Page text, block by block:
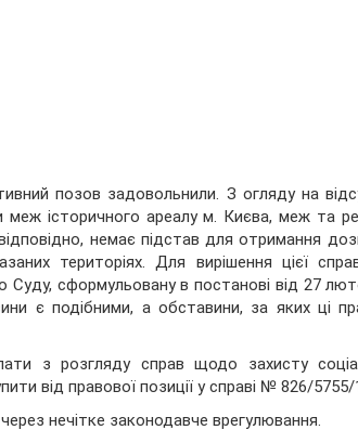
позов задовольнили. З огляду на
меж історичного ареалу м. Києва, меж та
немає підстав для отримання
територіях. Для вирішення цієї
Суду, сформульовану в постанові від 27
є подібними, а обставини, за яких ці
з розгляду справ щодо захисту
від правової позиції у справі № 826/5755/
нечітке законодавче врегулювання.